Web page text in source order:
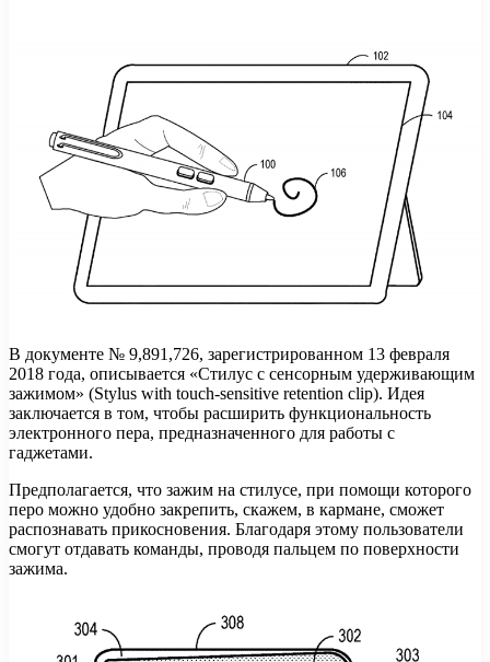
В документе № 9,891,726, зарегистрированном 13 февраля
2018 года, описывается «Стилус с сенсорным удерживающим
зажимом» (Stylus with touch-sensitive retention clip). Идея
заключается в том, чтобы расширить функциональность
электронного пера, предназначенного для работы с
гаджетами.
Предполагается, что зажим на стилусе, при помощи которого
перо можно удобно закрепить, скажем, в кармане, сможет
распознавать прикосновения. Благодаря этому пользователи
смогут отдавать команды, проводя пальцем по поверхности
зажима.